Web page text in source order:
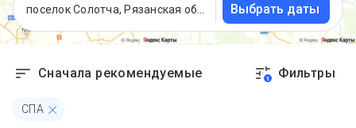
Выбрать даты
Сначала рекомендуемые 1 Фильтры
СПА